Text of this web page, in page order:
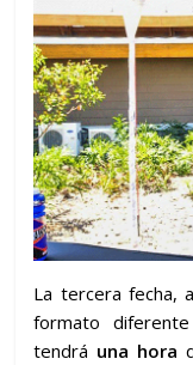
La tercera fecha,
formato
tendrá una hora